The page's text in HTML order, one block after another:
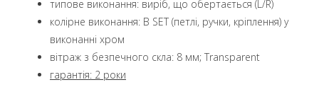
типове виконання: виріб, що обертається (L/R)
колірне виконання: B SET (петлі, ручки, кріплення) у
виконанні хром
вітраж з безпечного скла: 8 мм; Transparent
гарантія: 2 роки